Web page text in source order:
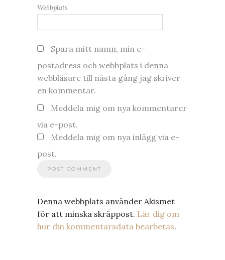
Webbplats
Spara mitt namn, min e-
postadress och webbplats i denna
webbläsare till nästa gång jag skriver
en kommentar.
Meddela mig om nya kommentarer
via e-post.
Meddela mig om nya inlägg via e-
post.
Denna webbplats använder Akismet
för att minska skräppost. Lär dig om
hur din kommentarsdata bearbetas.